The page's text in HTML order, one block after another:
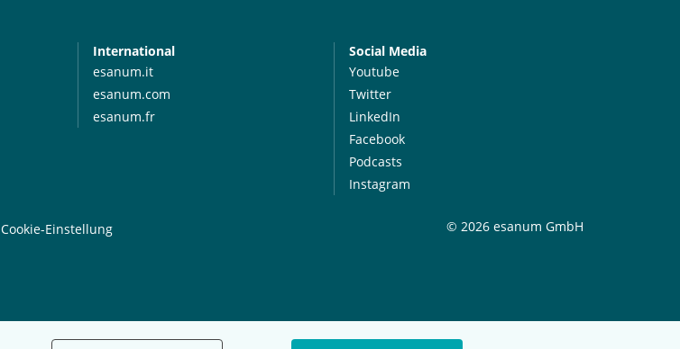
International
esanum.it
esanum.com
esanum.fr
Social Media
Youtube
Twitter
LinkedIn
Facebook
Podcasts
Instagram
Cookie-Einstellung © 2026 esanum GmbH